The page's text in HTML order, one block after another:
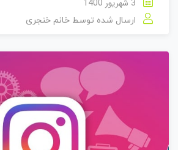
ارسال شده توسط خانم خنجری